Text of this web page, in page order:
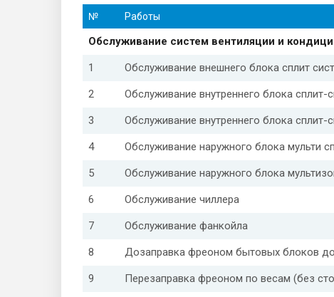
№ Работы
Обслуживание систем вентиляции и
1 Обслуживание внешнего блока сплит
2 Обслуживание внутреннего блока сплит-
3 Обслуживание внутреннего блока сплит-
4 Обслуживание наружного блока мульти
5 Обслуживание наружного блока
6 Обслуживание чиллера
7 Обслуживание фанкойла
8 Дозаправка фреоном бытовых блоков
9 Перезаправка фреоном по весам (без